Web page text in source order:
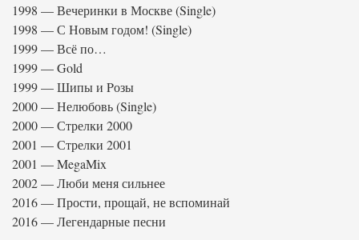
1998 — Вечеринки в Москве (Single)
1998 — С Новым годом! (Single)
1999 — Всё по…
1999 — Gold
1999 — Шипы и Pозы
2000 — Нелюбовь (Single)
2000 — Стрелки 2000
2001 — Стрелки 2001
2001 — MegaMix
2002 — Люби меня сильнее
2016 — Прости, прощай, не вспоминай
2016 — Легендарные песни